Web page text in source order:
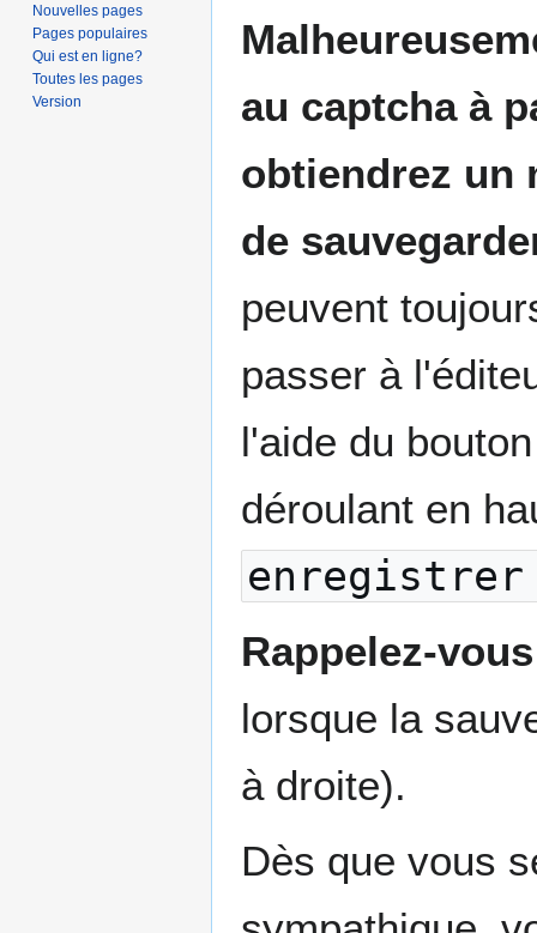
au captcha à
obtiendrez un
de
peuvent
passer à
l'aide du
déroulant en
Rappelez-
lorsque la
à droite).
Dès que vous
Nouvelles pages
Pages populaires
Qui est en ligne?
Toutes les pages
Version